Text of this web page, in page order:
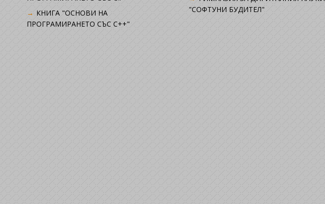
КНИГА "ОСНОВИ НА
ПРОГРАМИРАНЕТО СЪС C++"
"СОФТУНИ БУДИТЕЛ"